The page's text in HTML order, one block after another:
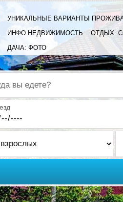
УНИКАЛЬНЫЕ ВАРИАНТЫ
ИНФО НЕДВИЖИМОСТЬ
ОТДЫХ:
ДАЧА: ФОТО
вы едете?